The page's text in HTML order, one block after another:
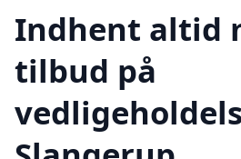
Indhent altid
tilbud på